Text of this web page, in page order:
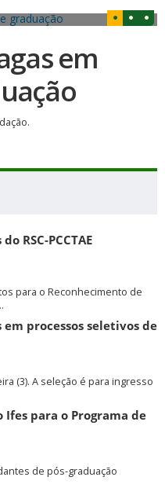
em
RSC-PCCTAE
para o Reconhecimento de
processos seletivos de
(3). A seleção é para ingresso
para o Programa de
de pós-graduação